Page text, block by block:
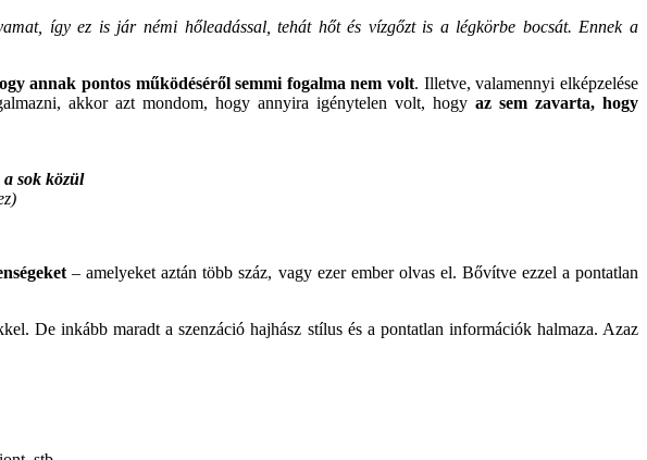
így ez is jár némi hőleadással, tehát hőt és vízgőzt is a légkörbe bocsát. Ennek a
annak pontos működéséről semmi fogalma nem volt. Illetve, valamennyi elképzelése
akkor azt mondom, hogy annyira igénytelen volt, hogyaz sem zavarta, hogy
a sok közül
– amelyeket aztán több száz, vagy ezer ember olvas el. Bővítve ezzel a pontatlan
De inkább maradt a szenzáció hajhász stílus és a pontatlan információk halmaza. Azaz